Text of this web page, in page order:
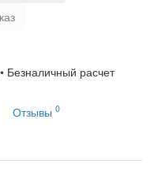
Безналичный расчет
Отзывы 0